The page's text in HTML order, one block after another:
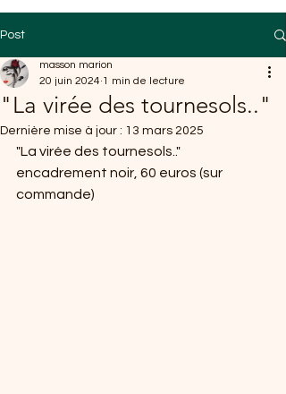
Post
"La virée des tournesols.."
masson marion
20 juin 2024 1 min de lecture
Dernière mise à jour : 13 mars 2025
"La virée des tournesols.."
encadrement noir, 60 euros (sur
commande)